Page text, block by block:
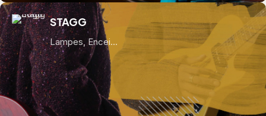
STAGG
Lampes, Encei...